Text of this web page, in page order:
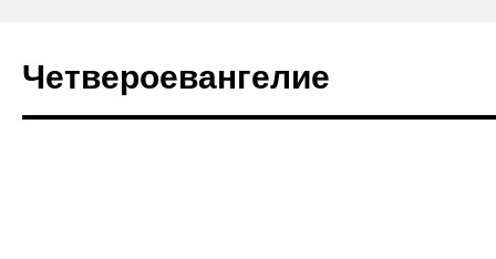
Четвероевангелие